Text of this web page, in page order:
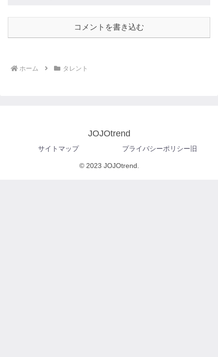
コメントを書き込む
ホーム タレント
JOJOtrend
サイトマップ プライバシーポリシー旧
© 2023 JOJOtrend.